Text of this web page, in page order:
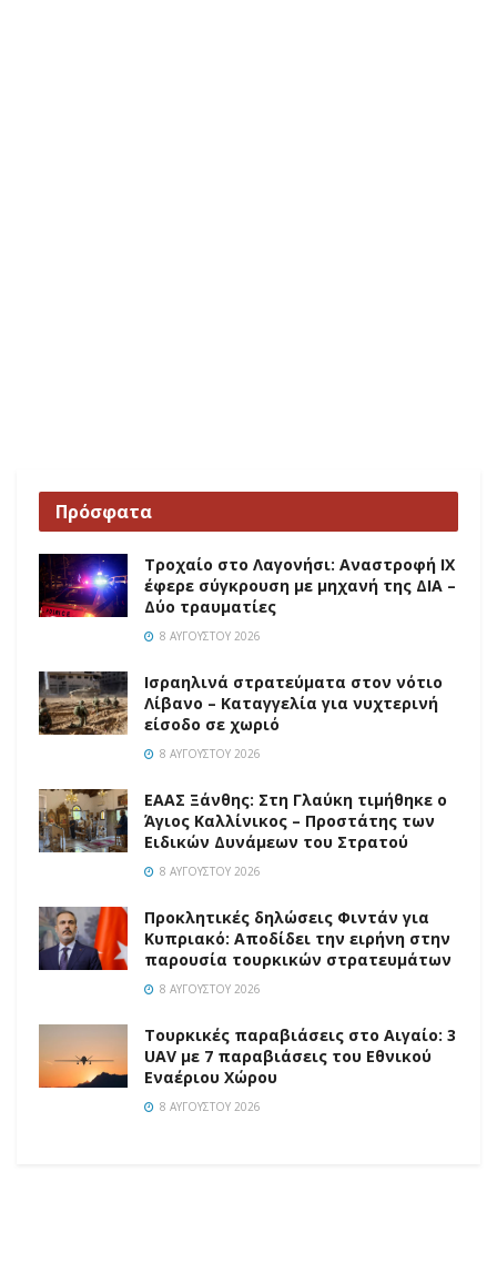
Πρόσφατα
Τροχαίο στο Λαγονήσι: Αναστροφή ΙΧ
έφερε σύγκρουση με μηχανή της ΔΙΑ –
Δύο τραυματίες
8 ΑΥΓΟΎΣΤΟΥ 2026
Ισραηλινά στρατεύματα στον νότιο
Λίβανο – Καταγγελία για νυχτερινή
είσοδο σε χωριό
8 ΑΥΓΟΎΣΤΟΥ 2026
EAAΣ Ξάνθης: Στη Γλαύκη τιμήθηκε ο
Άγιος Καλλίνικος – Προστάτης των
Ειδικών Δυνάμεων του Στρατού
8 ΑΥΓΟΎΣΤΟΥ 2026
Προκλητικές δηλώσεις Φιντάν για
Κυπριακό: Αποδίδει την ειρήνη στην
παρουσία τουρκικών στρατευμάτων
8 ΑΥΓΟΎΣΤΟΥ 2026
Τουρκικές παραβιάσεις στο Αιγαίο: 3
UAV με 7 παραβιάσεις του Εθνικού
Εναέριου Χώρου
8 ΑΥΓΟΎΣΤΟΥ 2026